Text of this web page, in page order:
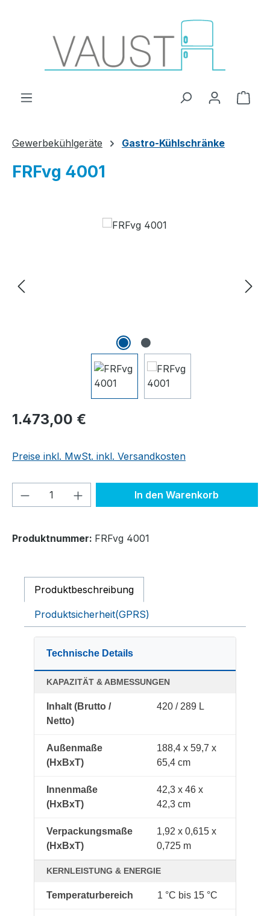
Gewerbekühlgeräte Gastro-Kühlschränke
FRFvg 4001
Bildergalerie überspringen
Regulärer Preis:
1.473,00 €
Preise inkl. MwSt. inkl. Versandkosten
Produkt Anzahl: Gib denIn den Warenkorb
Produktnummer: FRFvg 4001
Produktbeschreibung
Produktsicherheit(GPRS)
Technische Details
KAPAZITÄT & ABMESSUNGEN
Inhalt (Brutto /
Netto)
420 / 289 L
Außenmaße
(HxBxT)
188,4 x 59,7 x
65,4 cm
Innenmaße
(HxBxT)
42,3 x 46 x
42,3 cm
Verpackungsmaße
(HxBxT)
1,92 x 0,615 x
0,725 m
KERNLEISTUNG & ENERGIE
Temperaturbereich 1 °C bis 15 °C